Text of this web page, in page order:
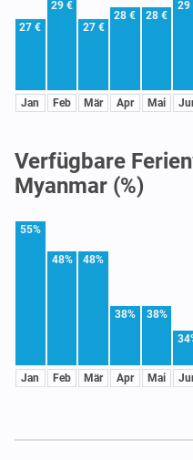
27 €
Jan
29 €
Feb
27 €
Mär
28 €
Apr
28 €
Mai
29
Verfügbare
Myanmar (%)
55%
Jan
48%
Feb
48%
Mär
38%
Apr
38%
Mai